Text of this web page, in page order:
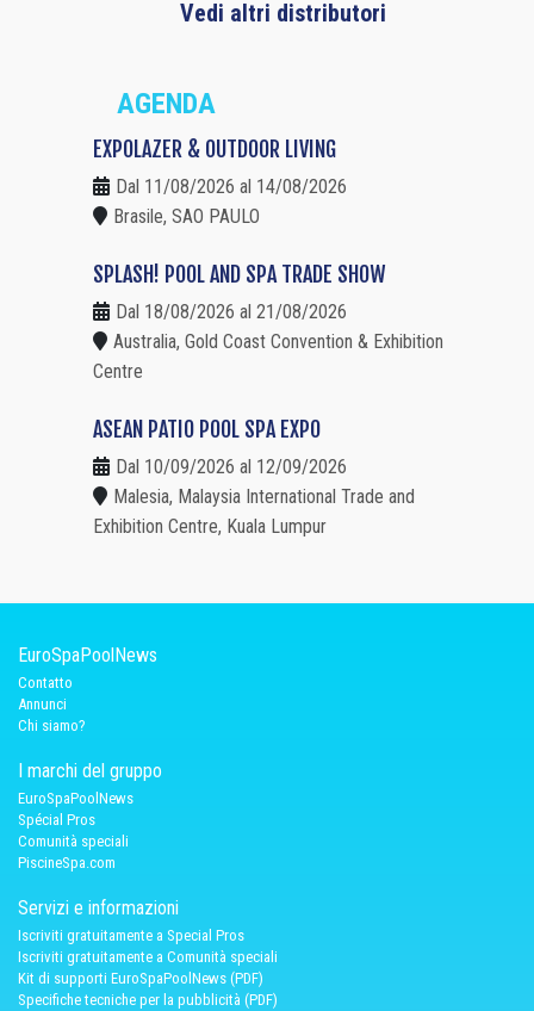
Vedi altri distributori
AGENDA
EXPOLAZER & OUTDOOR LIVING
Dal 11/08/2026 al 14/08/2026
Brasile, SAO PAULO
SPLASH! POOL AND SPA TRADE SHOW
Dal 18/08/2026 al 21/08/2026
Australia, Gold Coast Convention & Exhibition
Centre
ASEAN PATIO POOL SPA EXPO
Dal 10/09/2026 al 12/09/2026
Malesia, Malaysia International Trade and
Exhibition Centre, Kuala Lumpur
EuroSpaPoolNews
Contatto
Annunci
Chi siamo?
I marchi del gruppo
EuroSpaPoolNews
Spécial Pros
Comunità speciali
PiscineSpa.com
Servizi e informazioni
Iscriviti gratuitamente a Special Pros
Iscriviti gratuitamente a Comunità speciali
Kit di supporti EuroSpaPoolNews (PDF)
Specifiche tecniche per la pubblicità (PDF)